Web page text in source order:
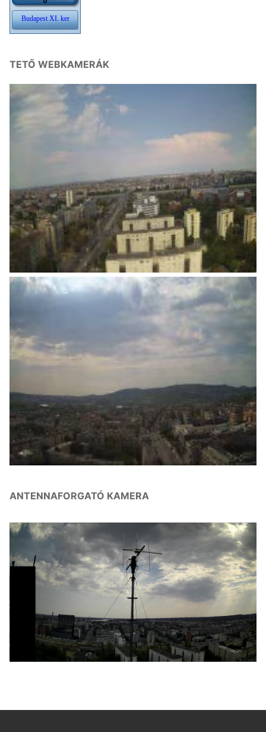
TETŐ WEBKAMERÁK
ANTENNAFORGATÓ KAMERA